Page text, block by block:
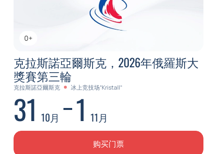
0+
克拉斯諾亞爾斯克，2026年俄羅斯大
獎賽第三輪
克拉斯諾亞爾斯克 冰上竞技场“Kristall”
31 10月 1 11月
购买门票